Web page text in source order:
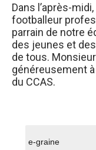
Dans l’après-
footballeur
parrain de notre
des jeunes et
de tous.
généreusement
du CCAS.